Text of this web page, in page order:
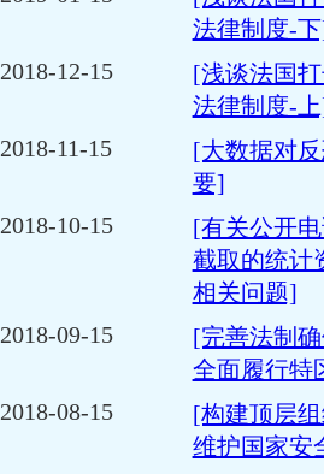
法律制度-
2018-12-15
[浅谈法国
法律制度-
2018-11-15
[大数据对
要]
2018-10-15
[有关公开
截取的统计
相关问题]
2018-09-15
[完善法制
全面履行特
2018-08-15
[构建顶层
维护国家安